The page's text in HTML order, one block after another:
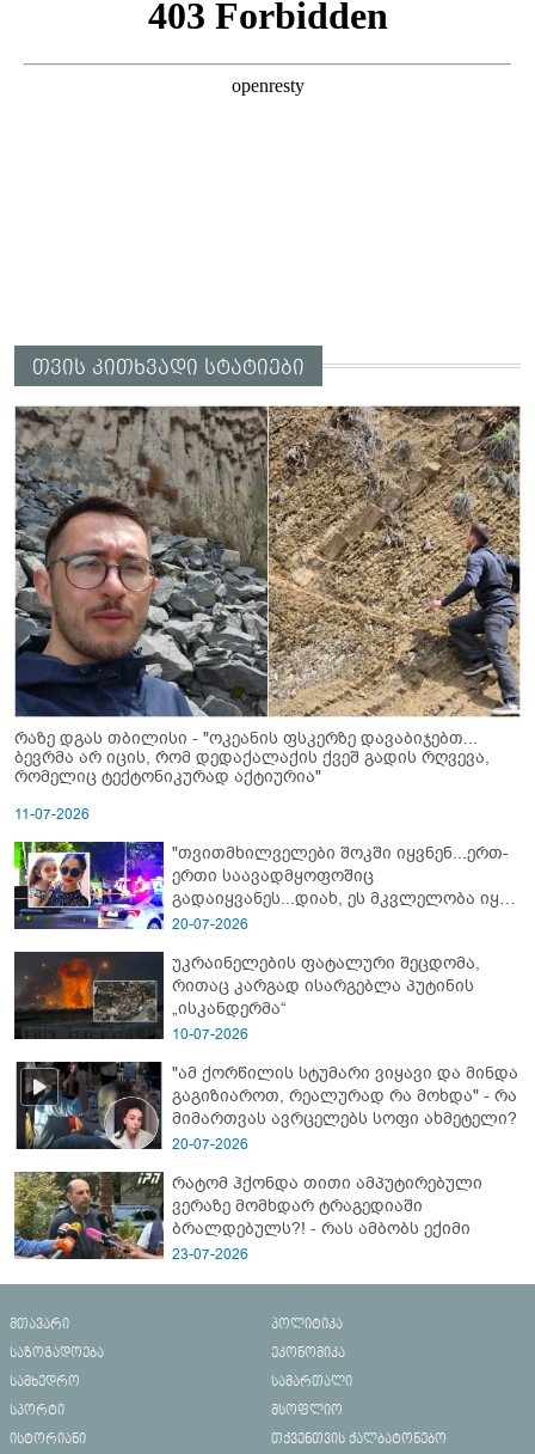
თვის კითხვადი სტატიები
რაზე დგას თბილისი - "ოკეანის ფსკერზე დავაბიჯებთ...
ბევრმა არ იცის, რომ დედაქალაქის ქვეშ გადის რღვევა,
რომელიც ტექტონიკურად აქტიურია"
11-07-2026
"თვითმხილველები შოკში იყვნენ...ერთ-
ერთი საავადმყოფოშიც
გადაიყვანეს...დიახ, ეს მკვლელობა იყო"
- გორში დატრიალებული ტრაგედიის
20-07-2026
უკრაინელების ფატალური შეცდომა,
რითაც კარგად ისარგებლა პუტინის
„ისკანდერმა“
10-07-2026
"ამ ქორწილის სტუმარი ვიყავი და მინდა
გაგიზიაროთ, რეალურად რა მოხდა" - რა
მიმართვას ავრცელებს სოფი ახმეტელი?
20-07-2026
რატომ ჰქონდა თითი ამპუტირებული
ვერაზე მომხდარ ტრაგედიაში
ბრალდებულს?! - რას ამბობს ექიმი
23-07-2026
მთავარი
პოლიტიკა
საზოგადოება
ეკონომიკა
სამხედრო
სამართალი
სპორტი
მსოფლიო
ისტორიანი
თქვენთვის ქალბატონებო